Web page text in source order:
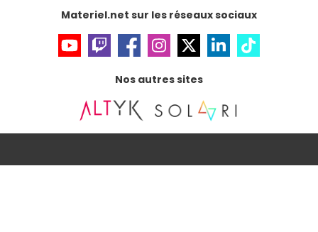
Materiel.net sur les réseaux sociaux
Nos autres sites